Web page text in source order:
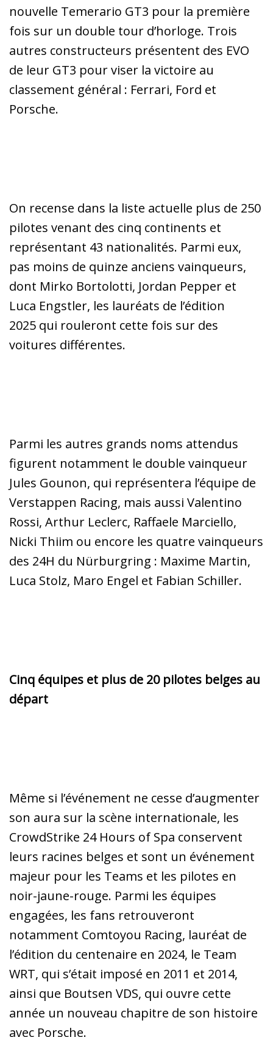
nouvelle Temerario GT3 pour la première
fois sur un double tour d’horloge. Trois
autres constructeurs présentent des EVO
de leur GT3 pour viser la victoire au
classement général : Ferrari, Ford et
Porsche.
On recense dans la liste actuelle plus de 250
pilotes venant des cinq continents et
représentant 43 nationalités. Parmi eux,
pas moins de quinze anciens vainqueurs,
dont Mirko Bortolotti, Jordan Pepper et
Luca Engstler, les lauréats de l’édition
2025 qui rouleront cette fois sur des
voitures différentes.
Parmi les autres grands noms attendus
figurent notamment le double vainqueur
Jules Gounon, qui représentera l’équipe de
Verstappen Racing, mais aussi Valentino
Rossi, Arthur Leclerc, Raffaele Marciello,
Nicki Thiim ou encore les quatre vainqueurs
des 24H du Nürburgring : Maxime Martin,
Luca Stolz, Maro Engel et Fabian Schiller.
Cinq équipes et plus de 20 pilotes belges au
départ
Même si l’événement ne cesse d’augmenter
son aura sur la scène internationale, les
CrowdStrike 24 Hours of Spa conservent
leurs racines belges et sont un événement
majeur pour les Teams et les pilotes en
noir-jaune-rouge. Parmi les équipes
engagées, les fans retrouveront
notamment Comtoyou Racing, lauréat de
l’édition du centenaire en 2024, le Team
WRT, qui s’était imposé en 2011 et 2014,
ainsi que Boutsen VDS, qui ouvre cette
année un nouveau chapitre de son histoire
avec Porsche.